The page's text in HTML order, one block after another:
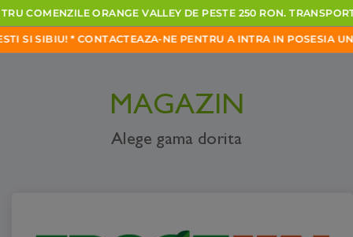
COMENZILEORANGEVALLEYDEPESTE250RON.
SISIBIU!*CONTACTEAZA-NEPENTRUAINTRAINPOSESIA
MAGAZIN
Alege gama dorita